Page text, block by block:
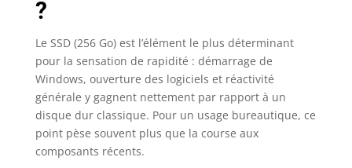
?
Le SSD (256 Go) est l’élément le plus déterminant
pour la sensation de rapidité : démarrage de
Windows, ouverture des logiciels et réactivité
générale y gagnent nettement par rapport à un
disque dur classique. Pour un usage bureautique, ce
point pèse souvent plus que la course aux
composants récents.